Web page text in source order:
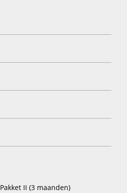
Pakket II (3 maanden)